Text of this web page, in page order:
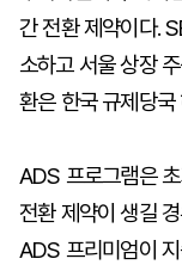
간 전환 제약이다.
소하고 서울 상장
환은 한국 규제당
ADS 프로그램은
전환 제약이 생길
ADS 프리미엄이